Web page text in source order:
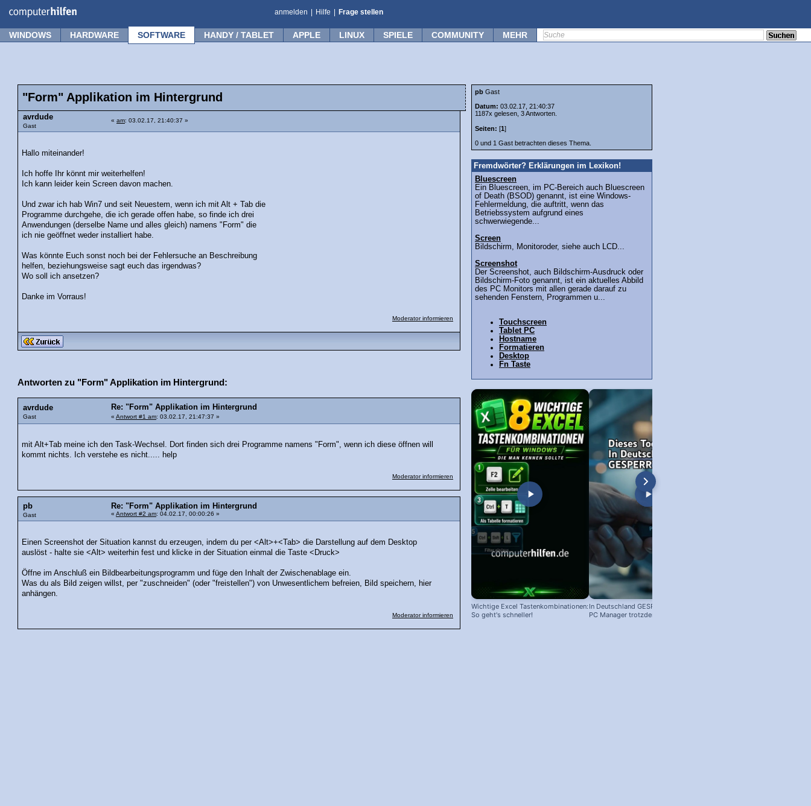
anmelden Hilfe Frage stellen
WINDOWS HARDWARE SOFTWARE HANDY / TABLET APPLE LINUX SPIELE COMMUNITY MEHR
"Form" Applikation im Hintergrund
avrdude
Gast
« am: 03.02.17, 21:40:37 »
Hallo miteinander!
Ich hoffe Ihr könnt mir weiterhelfen!
Ich kann leider kein Screen davon machen.
Und zwar ich hab Win7 und seit Neuestem, wenn ich mit Alt + Tab die
Programme durchgehe, die ich gerade offen habe, so finde ich drei
Anwendungen (derselbe Name und alles gleich) namens "Form" die
ich nie geöffnet weder installiert habe.
Was könnte Euch sonst noch bei der Fehlersuche an Beschreibung
helfen, beziehungsweise sagt euch das irgendwas?
Wo soll ich ansetzen?
Danke im Vorraus!
Moderator informieren
Antworten zu "Form" Applikation im Hintergrund:
avrdude
Gast
Re: "Form" Applikation im Hintergrund
« Antwort #1 am: 03.02.17, 21:47:37 »
mit Alt+Tab meine ich den Task-Wechsel. Dort finden sich drei Programme namens "Form", wenn ich diese öffnen will
kommt nichts. Ich verstehe es nicht..... help
Moderator informieren
pb
Gast
Re: "Form" Applikation im Hintergrund
« Antwort #2 am: 04.02.17, 00:00:26 »
Einen Screenshot der Situation kannst du erzeugen, indem du per <Alt>+<Tab> die Darstellung auf dem Desktop
auslöst - halte sie <Alt> weiterhin fest und klicke in der Situation einmal die Taste <Druck>
Öffne im Anschluß ein Bildbearbeitungsprogramm und füge den Inhalt der Zwischenablage ein.
Was du als Bild zeigen willst, per "zuschneiden" (oder "freistellen") von Unwesentlichem befreien, Bild speichern, hier
anhängen.
Moderator informieren
pb Gast
Datum: 03.02.17, 21:40:37
1187x gelesen, 3 Antworten.
Seiten: [1]
0 und 1 Gast betrachten dieses Thema.
Fremdwörter? Erklärungen im Lexikon!
Bluescreen
Ein Bluescreen, im PC-Bereich auch Bluescreen
of Death (BSOD) genannt, ist eine Windows-
Fehlermeldung, die auftritt, wenn das
Betriebssystem aufgrund eines
schwerwiegende...
Screen
Bildschirm, Monitoroder, siehe auch LCD...
Screenshot
Der Screenshot, auch Bildschirm-Ausdruck oder
Bildschirm-Foto genannt, ist ein aktuelles Abbild
des PC Monitors mit allen gerade darauf zu
sehenden Fenstern, Programmen u...
Touchscreen
Tablet PC
Hostname
Formatieren
Desktop
Fn Taste
Wichtige Excel Tastenkombinationen:
So geht's schneller!
In Deutschland GESPERRT: Microsoft
PC Manager trotzdem installieren